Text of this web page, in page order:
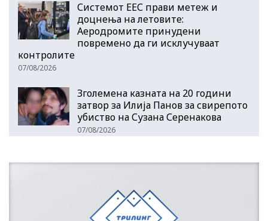
Системот ЕЕС прави метеж и
доцнења на летовите:
Аеродромите принудени
повремено да ги исклучуваат
контролите
07/08/2026
Зголемена казната на 20 години
затвор за Илија Панов за свирепото
убиство на Сузана Серенакова
07/08/2026